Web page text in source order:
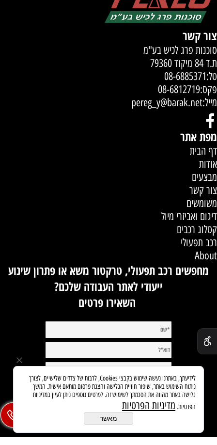
צור קשר
סוכנות פרג לכיש בע"מ
ת.ד 84 מיקוד 79360
טל:08-6885371
פקס:08-6812719
מייל:pereg_y@barak.net
מפת אתר
דף הבית
אודות
מבצעים
צור קשר
משומשים
דיגום ואביזרי מיול
קטלוג רכבים
רכב תפעולי
About
מחפשים רכב תפעולי, טרקטור משא או פתרון שינוע
ייעודי לאתר העבודה שלכם?
השאירו פרטים
לידיעתך, באתרנו נעשה שימוש בקבצי Cookies, לרבות של צדדים שלישיים, לצורך
ניתוח השימוש באתר, שיפור חוויית הגלישה והצגת פרסום מותאם אישית. המשך
גלישה באתר מהווה את הסכמתך לשימוש זה. לפרטים נוספים ניתן לעיין במדיניות
הפרטיות. מדיניות הפרטיות
מאשר